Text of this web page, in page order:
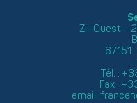
Z.I. Ouest –
67151
Tél. :
Fax :
email: